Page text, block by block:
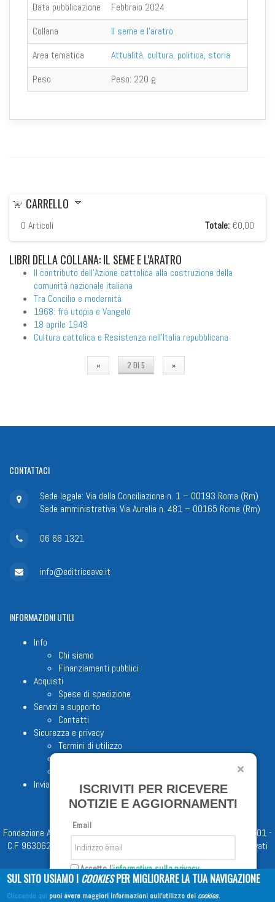
Data pubblicazione
Febbraio 2024
Collana
Il seme e l'aratro
Area tematica
Attualità, cultura, politica, storia
Peso
Peso: 220 g
CARRELLO
0 Articoli Totale: €0,00
LIBRI DELLA COLLANA: IL SEME E L'ARATRO
Il contributo dell'Azione cattolica alla costruzione della
comunità nazionale italiana
Tra Concilio e modernità
1968: fra utopia e Vangelo
18 aprile 1948
Cultura cattolica e Resistenza nell'Italia repubblicana
« 2 DI 5 »
CONTATTACI
Sede legale: Via della Conciliazione n. 1 – 00193 Roma (Rm)
Sede amministrativa: Via Aurelia n. 481 – 00165 Roma (Rm)
06 66 1321
info@editriceave.it
INFORMAZIONIUTILI
Info
Chi siamo
Finanziamenti pubblici
Acquisti
Spese di spedizione
Servizi e supporto
Contatti
Sicurezza e privacy
Termini di utilizzo
Invia proposta editoriale
Fondazione Apostolicam Actuositatem ETS © 2023 - P.I. 05398481001 -
C.F 96306220581 - REA 888781 del 23/02/98 - Tutti i diritti riservati
ISCRIVITI PER RICEVERE
NOTIZIE E AGGIORNAMENTI
Email
Accetto l'informativa sulla privacy
Iscriviti
SUL SITO USIAMO I COOKIESPER MIGLIORARE LA TUA NAVIGAZIONE
Cliccando qui puoi avere maggiori informazioni sull'utilizzo dei cookies.